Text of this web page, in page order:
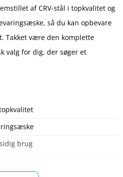
af CRV-stål i topkvalitet og
så du kan opbevare
Takket være den komplette
valg for dig, der søger et
brug